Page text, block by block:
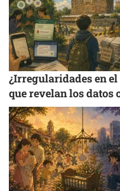
¿Irregularidades en
que revelan los datos